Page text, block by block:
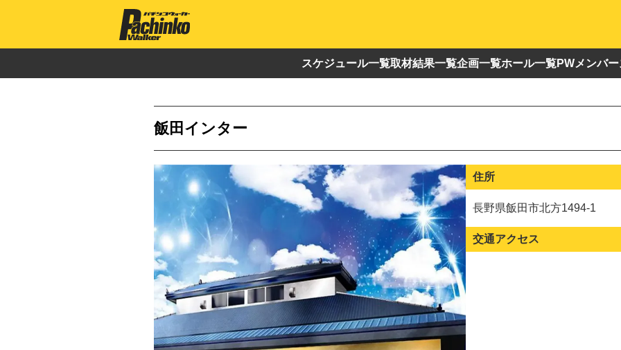
スケジュール一覧取材結果一覧企画一覧ホール一覧PWメンバ
飯田インター
住所
長野県飯田市北方1494-1
交通アクセス